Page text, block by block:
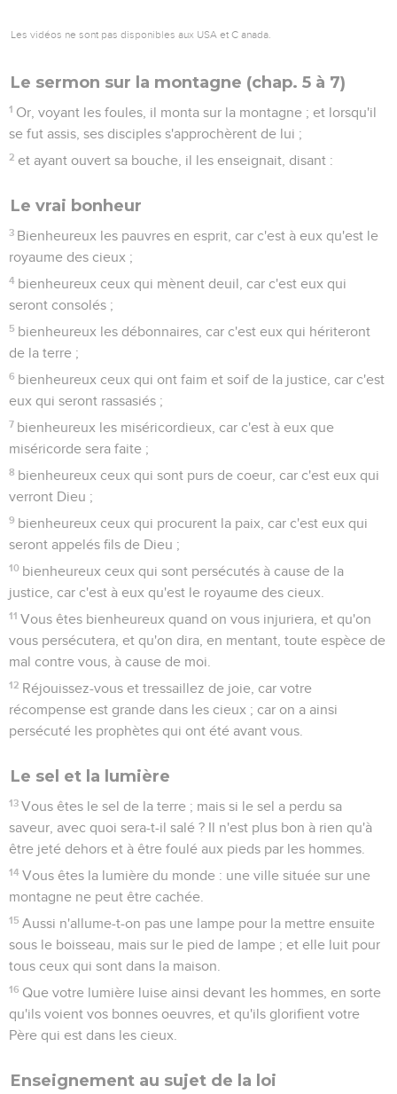
Vous êtes bienheureux quand on vous injuriera, et qu'on
vous persécutera, et qu'on dira, en mentant, toute espèce de
mal contre vous, à cause de moi.
12
Réjouissez-vous et tressaillez de joie, car votre
récompense est grande dans les cieux ; car on a ainsi
Le sel et la lumière
13 Vous êtes le sel de la terre ; mais si le sel a perdu sa
saveur, avec quoi sera-t-il salé ? Il n'est plus bon à rien qu'à
être jeté dehors et à être foulé aux pieds par les hommes.
14 Vous êtes la lumière du monde : une ville située sur une
montagne ne peut être cachée.
15 Aussi n'allume-t-on pas une lampe pour la mettre ensuite
sous le boisseau, mais sur le pied de lampe ; et elle luit pour
tous ceux qui sont dans la maison.
16 Que votre lumière luise ainsi devant les hommes, en sorte
qu'ils voient vos bonnes oeuvres, et qu'ils glorifient votre
Père qui est dans les cieux.
Enseignement au sujet de la loi
17 Ne pensez pas que je sois venu pour abolir la loi ou les
prophètes : je ne suis pas venu pour abolir, mais pour
car, en vérité, je vous dis : Jusqu'à ce que le ciel et la terre
passent, un seul iota ou un seul trait de lettre ne passera
Quiconque donc aura supprimé l'un de ces plus petits
commandements et aura enseigné ainsi les hommes, sera
quiconque l'aura pratiqué et enseigné, celui-là sera appelé
Car je vous dis que, si votre justice ne surpasse pas celle
des scribes et des pharisiens, vous n'entrerez point dans le
royaume des cieux.
Enseignement au sujet de la colère
Vous avez ouï qu'il a été dit aux anciens : "Tu ne tueras
pas ; et quiconque tuera, sera passible du jugement".
légèrement contre son frère sera passible du jugement ; et
quiconque dira à son frère : "Raca", sera passible du
jugement du sanhédrin ; et quiconque dira "fou", sera